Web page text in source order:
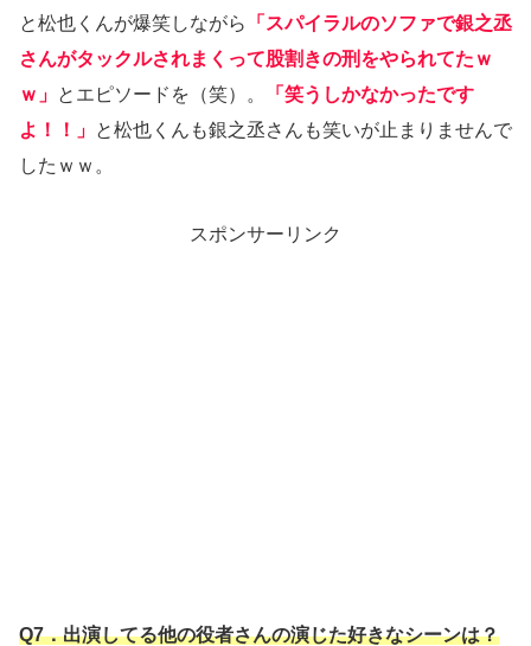
と松也くんが爆笑しながら
「スパイラルのソファで銀之丞
さんがタックルされまくって股割きの刑をやられてたｗ
ｗ」 とエピソードを（笑）。
「笑うしかなかったです
よ！！」 と松也くんも銀之丞さんも笑いが止まりませんで
したｗｗ。
スポンサーリンク
Q7．出演してる他の役者さんの演じた好きなシーンは？